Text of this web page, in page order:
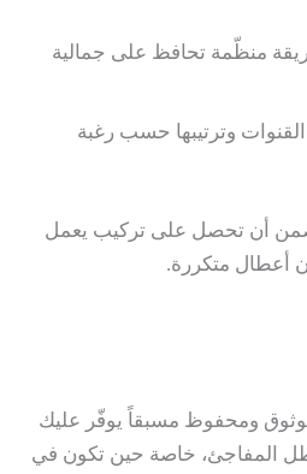
منظّمة تحافظ على جمالية
وترتيبها حسب رغبة
أن تحصل على تركيب يعمل
أعطال متكررة.
ومحفوظ مسبقاً يوفّر عليك
المفاجئ، خاصة حين تكون في